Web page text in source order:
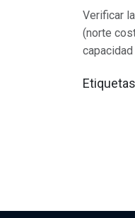
Verificar
(norte